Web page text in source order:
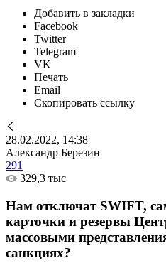
Добавить в закладки
Facebook
Twitter
Telegram
VK
Печать
Email
Скопировать ссылку
28.02.2022, 14:38
Александр Березин
291
329,3 тыс
Нам отключат SWIFT,
карточки и резервы
массовыми
санкциях?